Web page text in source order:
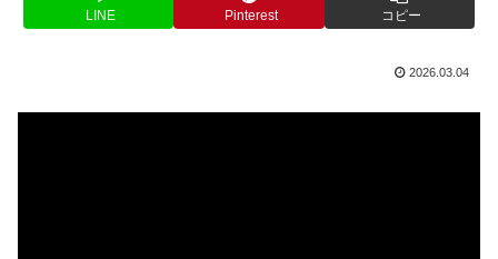
LINE Pinterest コピー
2026.03.04